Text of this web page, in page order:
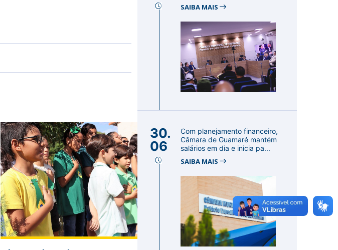
SAIBA MAIS
30.
06
Com planejamento financeiro,
Câmara de Guamaré mantém
salários em dia e inicia pa...
SAIBA MAIS